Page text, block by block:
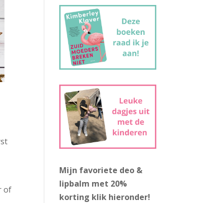
of
Mijn favoriete deo &
lipbalm met 20%
korting klik hieronder!